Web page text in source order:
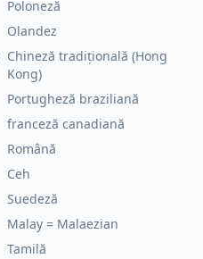
Poloneză
Olandez
Chineză tradițională (Hong
Kong)
Portugheză braziliană
franceză canadiană
Română
Ceh
Suedeză
Malay = Malaezian
Tamilă